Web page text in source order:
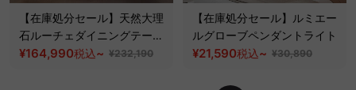
【在庫処分セール】天然大理
石ルーチェダイニングテーブ
ル
¥164,990税込~ ¥232,190
【在庫処分セール】ルミエー
ルグローブペンダントライト
¥21,590税込~ ¥30,890